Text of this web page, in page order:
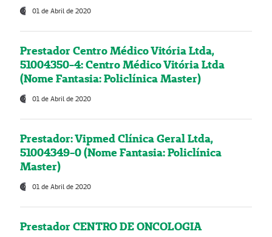
01 de Abril de 2020
Prestador Centro Médico Vitória Ltda,
51004350-4: Centro Médico Vitória Ltda
(Nome Fantasia: Policlínica Master)
01 de Abril de 2020
Prestador: Vipmed Clínica Geral Ltda,
51004349-0 (Nome Fantasia: Policlínica
Master)
01 de Abril de 2020
Prestador CENTRO DE ONCOLOGIA